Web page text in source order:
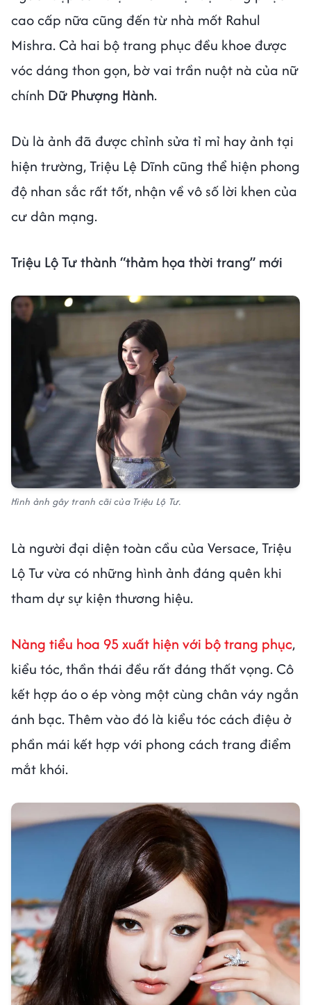
cao cấp nữa cũng đến từ nhà mốt Rahul
Mishra. Cả hai bộ trang phục đều khoe được
vóc dáng thon gọn, bờ vai trần nuột nà của nữ
chính Dữ Phượng Hành.
Dù là ảnh đã được chỉnh sửa tỉ mỉ hay ảnh tại
hiện trường, Triệu Lệ Dĩnh cũng thể hiện phong
độ nhan sắc rất tốt, nhận về vô số lời khen của
cư dân mạng.
Triệu Lộ Tư thành “thảm họa thời trang” mới
Hình ảnh gây tranh cãi của Triệu Lộ Tư.
Là người đại diện toàn cầu của Versace, Triệu
Lộ Tư vừa có những hình ảnh đáng quên khi
tham dự sự kiện thương hiệu.
Nàng tiểu hoa 95 xuất hiện với bộ trang phục,
kiểu tóc, thần thái đều rất đáng thất vọng. Cô
kết hợp áo o ép vòng một cùng chân váy ngắn
ánh bạc. Thêm vào đó là kiểu tóc cách điệu ở
phần mái kết hợp với phong cách trang điểm
mắt khói.